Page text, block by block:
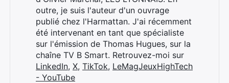
outre, je suis l'auteur d'un ouvrage
publié chez l'Harmattan. J'ai récemment
été intervenant en tant que spécialiste
sur l'émission de Thomas Hugues, sur la
chaîne TV B Smart. Retrouvez-moi sur
LinkedIn, X, TikTok, LeMagJeuxHighTech
- YouTube